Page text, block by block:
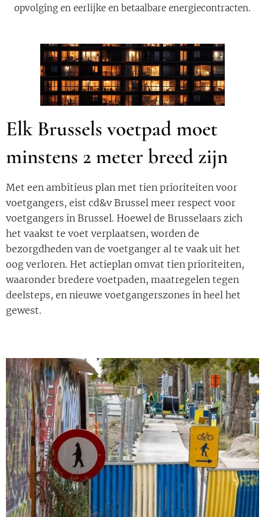
opvolging en eerlijke en betaalbare energiecontracten.
Elk Brussels voetpad moet
minstens 2 meter breed zijn
Met een ambitieus plan met tien prioriteiten voor
voetgangers, eist cd&v Brussel meer respect voor
voetgangers in Brussel. Hoewel de Brusselaars zich
het vaakst te voet verplaatsen, worden de
bezorgdheden van de voetganger al te vaak uit het
oog verloren. Het actieplan omvat tien prioriteiten,
waaronder bredere voetpaden, maatregelen tegen
deelsteps, en nieuwe voetgangerszones in heel het
gewest.